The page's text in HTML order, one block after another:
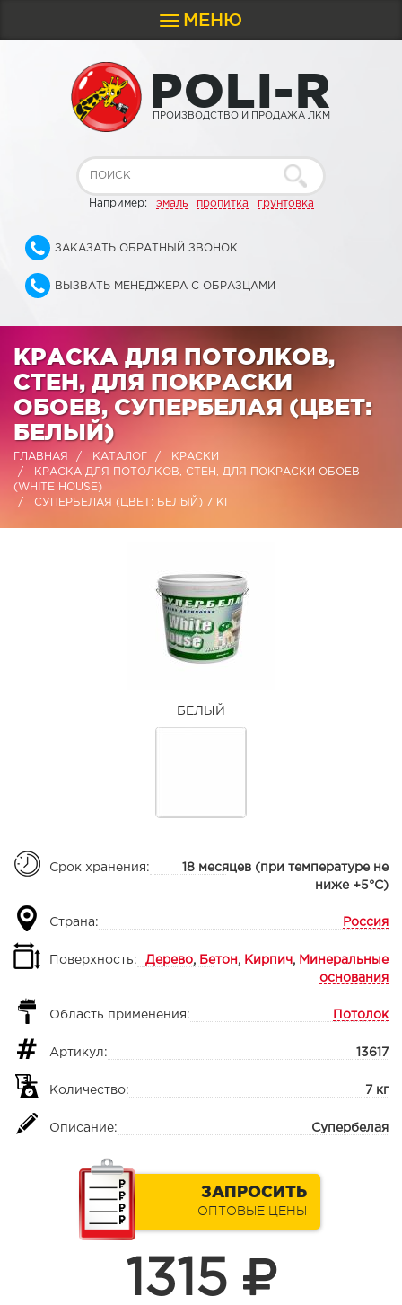
Toggle
navigation
МЕНЮ
POLI-R
ПРОИЗВОДСТВО И ПРОДАЖА ЛКМ
Например: эмаль пропитка грунтовка
ЗАКАЗАТЬ ОБРАТНЫЙ ЗВОНОК
ВЫЗВАТЬ МЕНЕДЖЕРА С ОБРАЗЦАМИ
КРАСКА ДЛЯ ПОТОЛКОВ,
СТЕН, ДЛЯ ПОКРАСКИ
ОБОЕВ, СУПЕРБЕЛАЯ (ЦВЕТ:
БЕЛЫЙ)
ГЛАВНАЯ КАТАЛОГ
КРАСКИ
КРАСКА ДЛЯ ПОТОЛКОВ, СТЕН, ДЛЯ ПОКРАСКИ ОБОЕВ
(WHITE HOUSE)
СУПЕРБЕЛАЯ (ЦВЕТ: БЕЛЫЙ) 7 КГ
БЕЛЫЙ
Срок хранения:
18 месяцев (при температуре не
ниже +5°С)
Страна: Россия
Поверхность: Дерево, Бетон , Кирпич , Минеральные
основания
Область применения: Потолок
Артикул: 13617
Количество: 7 кг
Описание: Супербелая
ЗАПРОСИТЬ
ОПТОВЫЕ ЦЕНЫ
1315